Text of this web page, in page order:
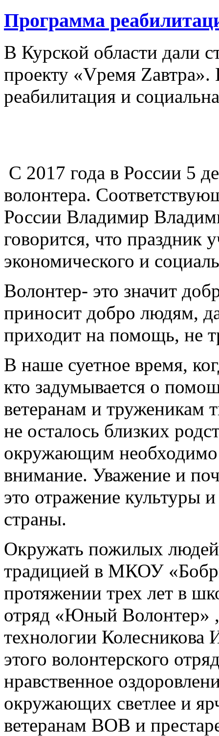
Программа
В Курской области дали
проекту «Vремя Zавтра».
реабилитация и
С 2017 года в России 5
волонтера.
России Владимир
говорится, что праздник
экономического и
Волонтер- это значит
приносит добро людям,
приходит на помощь, не
В наше суетное время,
кто задумывается о
ветеранам и
не осталось близких
окружающим
внимание. Уважение и
это отражение культуры
страны.
Окружать пожилых людей
традицией в МКОУ
протяжении трех лет в
отряд «Юный Волонтер» ,
технологии
этого волонтерского
нравственное
окружающих светлее и
ветеранам ВОВ и